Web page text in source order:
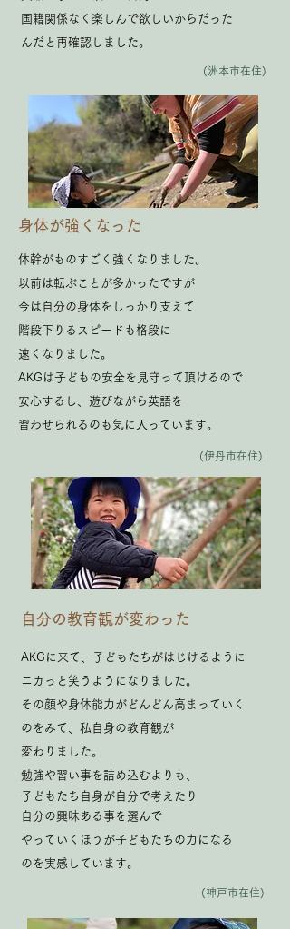
国籍関係なく楽しんで欲しいからだった
んだと再確認しました。​
(洲本市在住)
身体が強くなった​
体幹がものすごく強くなりました。
以前は転ぶことが多かったですが
今は自分の身体をしっかり支えて
階段下りるスピードも格段に
速くなりました。
AKGは子どもの安全を見守って頂けるので
安心するし、遊びながら英語を
習わせられるのも気に入っています。​
(伊丹市在住)
自分の教育観が変わった
AKGに来て、子どもたちがはじけるように
ニカっと笑うようになりました。
その顔や身体能力がどんどん高まっていく
のをみて、私自身の教育観が
変わりました。
勉強や習い事を詰め込むよりも、
子どもたち自身が自分で考えたり
自分の興味ある事を選んで
やっていくほうが子どもたちの力になる
のを実感しています。
(神戸市在住)